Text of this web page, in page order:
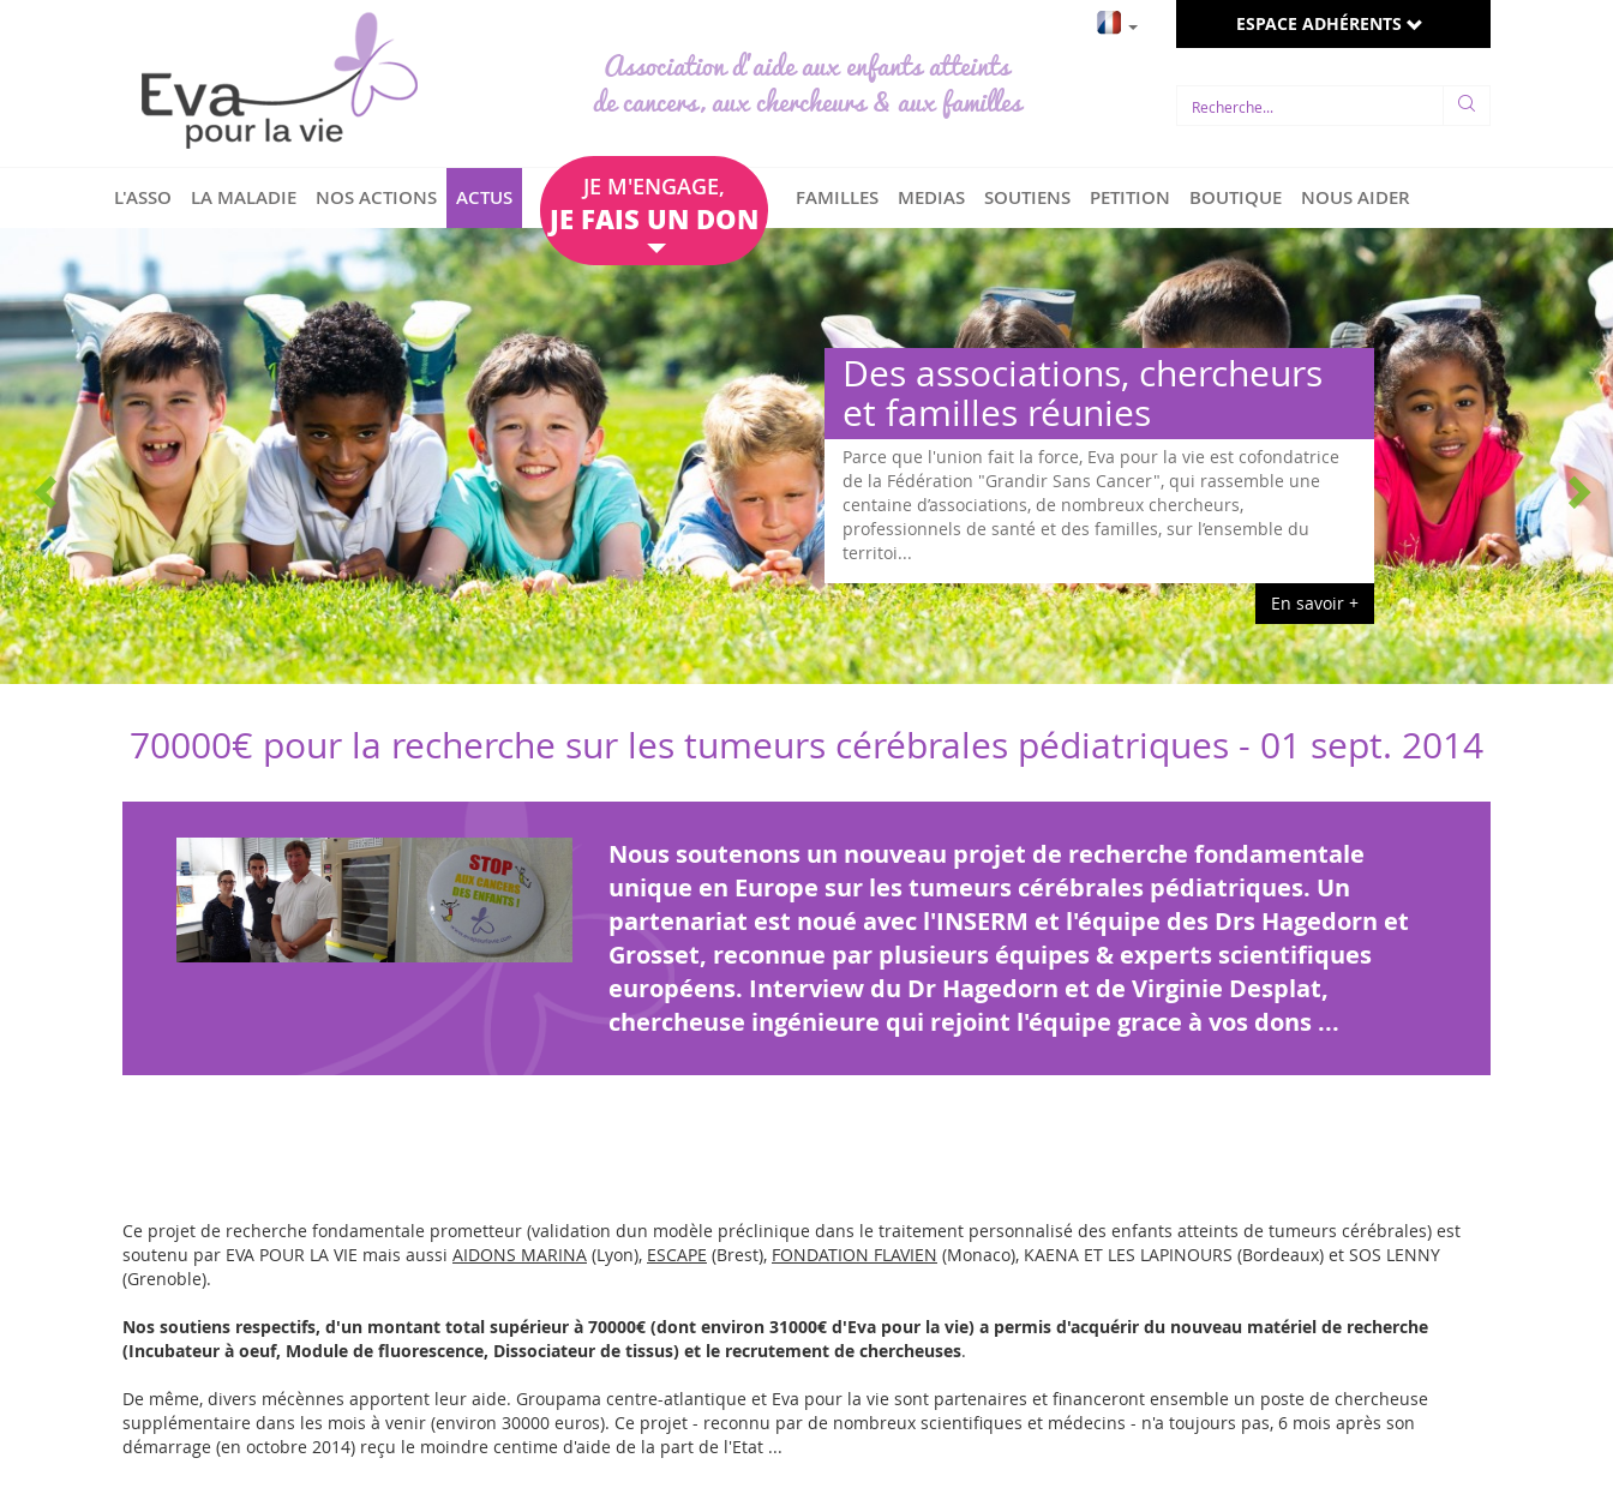
Association d'aide aux enfants atteints
de cancers, aux chercheurs & aux familles
ESPACE ADHÉRENTS
L'ASSO LA MALADIE NOS ACTIONS ACTUS JE M'ENGAGE,
JE FAIS UN DON
FAMILLES MEDIAS SOUTIENS PETITION BOUTIQUE NOUS AIDER
cofondatrice
une
du
En savoir +
Des hommes et
politiques s’engagent
Sous l'impulsion d'Eva pour la vie et
faveur d'une loi pour les enfants malades, un
sur les cancers pédiatriques a été effectué
mai 2017, à l'Assemblée Nationale, après le
70000€ pour la recherche sur les tumeurs cérébrales pédiatriques - 01 sept. 2014
Nous soutenons un nouveau projet de recherche fondamentale
unique en Europe sur les tumeurs cérébrales pédiatriques. Un
partenariat est noué avec l'INSERM et l'équipe des Drs Hagedorn et
Grosset, reconnue par plusieurs équipes & experts scientifiques
européens. Interview du Dr Hagedorn et de Virginie Desplat,
chercheuse ingénieure qui rejoint l'équipe grace à vos dons ...
Ce projet de recherche fondamentale prometteur (validation dun modèle préclinique dans le traitement personnalisé des enfants atteints de tumeurs cérébrales) est
soutenu par EVA POUR LA VIE mais aussi AIDONS MARINA (Lyon), ESCAPE (Brest), FONDATION FLAVIEN (Monaco), KAENA ET LES LAPINOURS (Bordeaux) et SOS LENNY
(Grenoble).
Nos soutiens respectifs, d'un montant total supérieur à 70000€ (dont environ 31000€ d'Eva pour la vie) a permis d'acquérir du nouveau matériel de recherche
(Incubateur à oeuf, Module de fluorescence, Dissociateur de tissus) et le recrutement de chercheuses.
De même, divers mécènnes apportent leur aide. Groupama centre-atlantique et Eva pour la vie sont partenaires et financeront ensemble un poste de chercheuse
supplémentaire dans les mois à venir (environ 30000 euros). Ce projet - reconnu par de nombreux scientifiques et médecins - n'a toujours pas, 6 mois après son
démarrage (en octobre 2014) reçu le moindre centime d'aide de la part de l'Etat ...